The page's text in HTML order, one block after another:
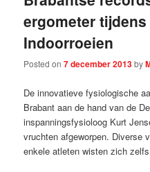
ergometer tijdens
Indoorroeien
Posted on7 december 2013by
De innovatieve fysiologische
Brabant aan de hand van de
inspanningsfysioloog Kurt
vruchten afgeworpen. Diverse
enkele atleten wisten zich